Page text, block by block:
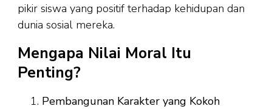
pikir siswa yang positif terhadap kehidupan dan
dunia sosial mereka.
Mengapa Nilai Moral Itu
Penting?
Pembangunan Karakter yang Kokoh